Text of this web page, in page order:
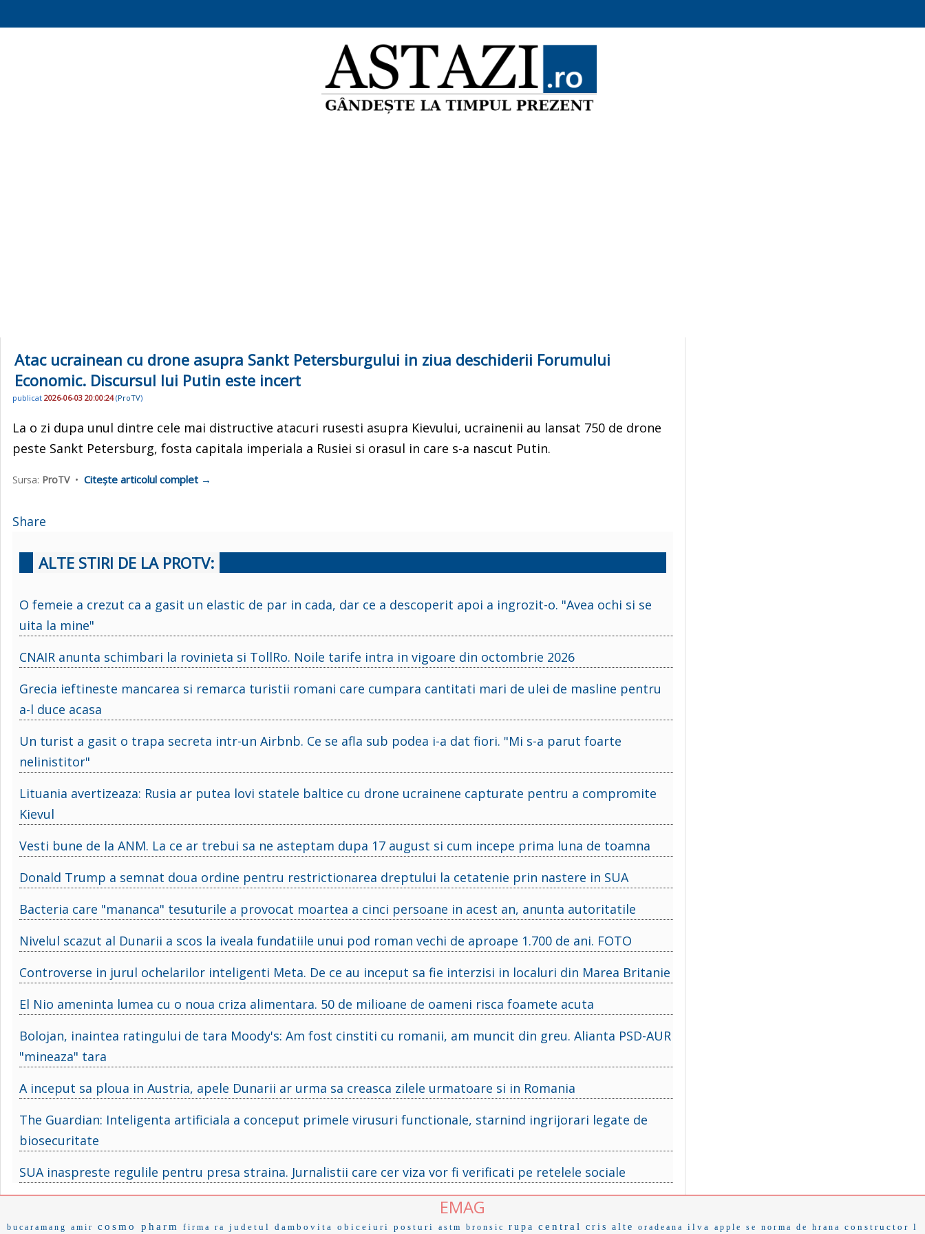
Atac ucrainean cu drone asupra Sankt Petersburgului in ziua deschiderii Forumului
Economic. Discursul lui Putin este incert
publicat 2026-06-03 20:00:24(ProTV)
La o zi dupa unul dintre cele mai distructive atacuri rusesti asupra Kievului, ucrainenii au lansat 750 de drone
peste Sankt Petersburg, fosta capitala imperiala a Rusiei si orasul in care s-a nascut Putin.
Sursa: ProTV• Citește articolul complet →
Share
ALTE STIRI DE LA PROTV:
O femeie a crezut ca a gasit un elastic de par in cada, dar ce a descoperit apoi a ingrozit-o. "Avea ochi si se
uita la mine"
CNAIR anunta schimbari la rovinieta si TollRo. Noile tarife intra in vigoare din octombrie 2026
Grecia ieftineste mancarea si remarca turistii romani care cumpara cantitati mari de ulei de masline pentru
a-l duce acasa
Un turist a gasit o trapa secreta intr-un Airbnb. Ce se afla sub podea i-a dat fiori. "Mi s-a parut foarte
nelinistitor"
Lituania avertizeaza: Rusia ar putea lovi statele baltice cu drone ucrainene capturate pentru a compromite
Kievul
Vesti bune de la ANM. La ce ar trebui sa ne asteptam dupa 17 august si cum incepe prima luna de toamna
Donald Trump a semnat doua ordine pentru restrictionarea dreptului la cetatenie prin nastere in SUA
Bacteria care "mananca" tesuturile a provocat moartea a cinci persoane in acest an, anunta autoritatile
Nivelul scazut al Dunarii a scos la iveala fundatiile unui pod roman vechi de aproape 1.700 de ani. FOTO
Controverse in jurul ochelarilor inteligenti Meta. De ce au inceput sa fie interzisi in localuri din Marea Britanie
El Nio ameninta lumea cu o noua criza alimentara. 50 de milioane de oameni risca foamete acuta
Bolojan, inaintea ratingului de tara Moody's: Am fost cinstiti cu romanii, am muncit din greu. Alianta PSD-AUR
"mineaza" tara
A inceput sa ploua in Austria, apele Dunarii ar urma sa creasca zilele urmatoare si in Romania
The Guardian: Inteligenta artificiala a conceput primele virusuri functionale, starnind ingrijorari legate de
biosecuritate
SUA inaspreste regulile pentru presa straina. Jurnalistii care cer viza vor fi verificati pe retelele sociale
EMAG
bucaramang amir cosmo pharm firma ra judetul dambovita obiceiuri posturi astm bronsic rupa central cris alte oradeana ilva apple se norma de hrana constructor l